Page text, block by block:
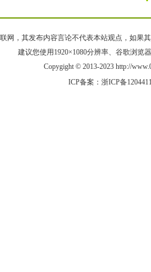
网，其发布内容言论不代表本站观点，如果
建议您使用1920×1080分辨率、谷歌浏览
Copygight © 2013-2023 http://
ICP备案： 浙ICP备